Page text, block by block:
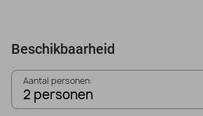
Beschikbaarheid
Aantal personen:
2 personen